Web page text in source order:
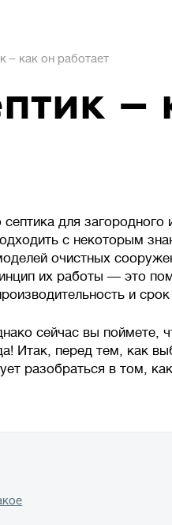
– как он работает
–
для загородного
с некоторым
очистных
их работы — это
и
сейчас вы поймете,
Итак, перед тем, как
разобраться в том,